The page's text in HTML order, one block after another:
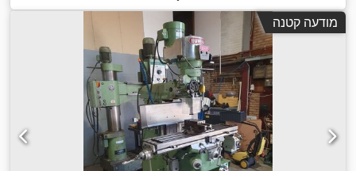
מודעה קטנה